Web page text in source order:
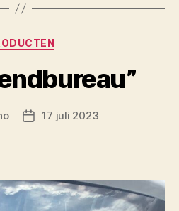
Categorieën
Berichtdatum
17 juli 2023